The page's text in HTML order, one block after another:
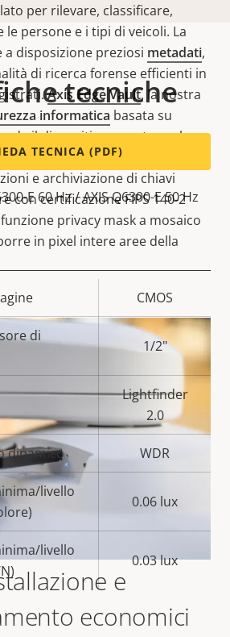
per rilevare, classificare,
persone e i tipi di veicoli. La
a disposizione preziosi metadati,
di ricerca forense efficienti in
Axis Edge Vault, la nostra
informatica basata su
il dispositivo e protegge le
da accessi non autorizzati.
e archiviazione di chiavi
con certificazione FIPS 140-2
privacy mask a mosaico
in pixel intere aree della
e
economici
tecniche
TECNICA (PDF)
E 60 Hz / AXIS Q6300-E 50 Hz
Valore
della
proprietà
CMOS
di
1/2"
Lightfinder
2.0
dinamico WDR
livello
0.06 lux
livello
0.03 lux